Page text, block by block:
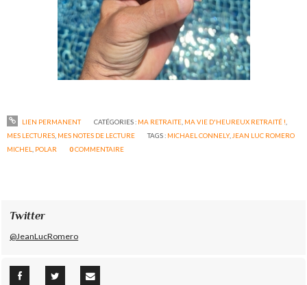
LIEN PERMANENT CATÉGORIES : MA RETRAITE, MA VIE D'HEUREUX RETRAITÉ !
MES LECTURES MES NOTES DE LECTURE TAGS : MICHAEL CONNELY, JEAN LUC ROMERO
MICHEL
POLAR 0COMMENTAIRE
Twitter
@JeanLucRomero